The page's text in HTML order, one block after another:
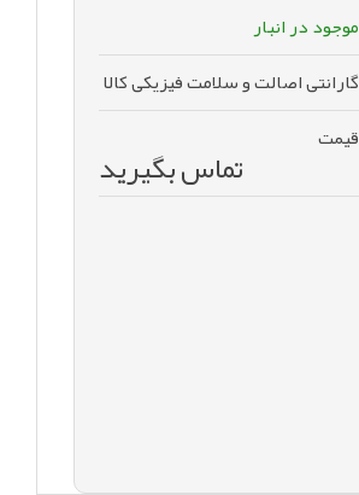
موجود در انبار
گارانتی اصالت و سلامت فیزیکی کالا
قیمت
تماس بگیرید